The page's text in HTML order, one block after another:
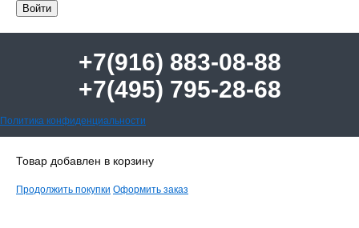
+7(916) 883-08-88
+7(495) 795-28-68
Политика конфиденциальности
Товар добавлен в корзину
Продолжить покупки Оформить заказ